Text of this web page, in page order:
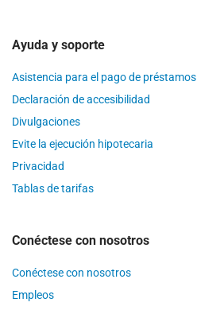
Ayuda y soporte
Asistencia para el pago de préstamos
Declaración de accesibilidad
Divulgaciones
Evite la ejecución hipotecaria
Privacidad
Tablas de tarifas
Conéctese con nosotros
Conéctese con nosotros
Empleos